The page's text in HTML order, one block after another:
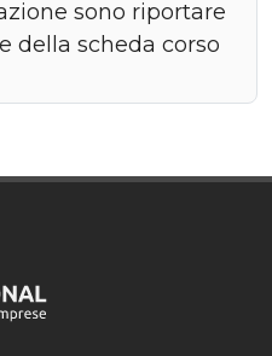
sono riportare
della scheda corso